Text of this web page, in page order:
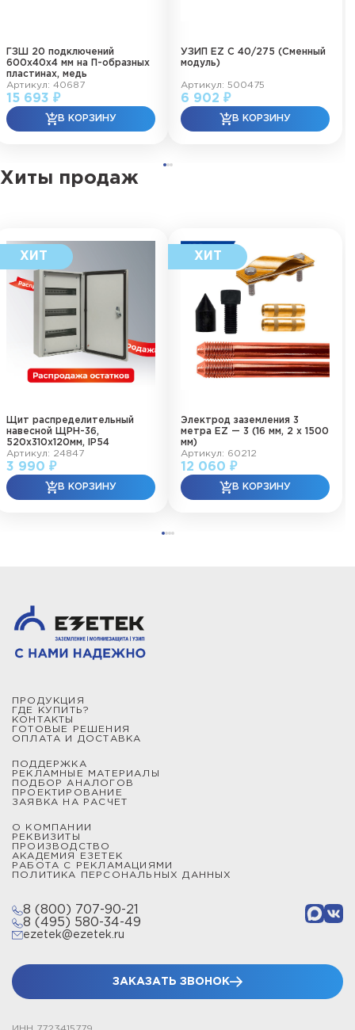
ГЗШ 20 подключений
600х40х4 мм на П-образных
пластинах, медь
Артикул: 40687
15 693 ₽
УЗИП EZ C 40/275 (Сменный
модуль)
Артикул: 500475
6 902 ₽
Хиты продаж
Щит распределительный
навесной ЩРН-36,
520х310х120мм, IP54
Артикул: 24847
3 990 ₽
Электрод заземления 3
метра EZ — 3 (16 мм, 2 х 1500
мм)
Артикул: 60212
12 060 ₽
ПРОДУКЦИЯ
ГДЕ КУПИТЬ?
КОНТАКТЫ
ГОТОВЫЕ РЕШЕНИЯ
ОПЛАТА И ДОСТАВКА
ПОДДЕРЖКА
РЕКЛАМНЫЕ МАТЕРИАЛЫ
ПОДБОР АНАЛОГОВ
ПРОЕКТИРОВАНИЕ
ЗАЯВКА НА РАСЧЕТ
О КОМПАНИИ
РЕКВИЗИТЫ
ПРОИЗВОДСТВО
АКАДЕМИЯ ЕЗЕТЕК
РАБОТА С РЕКЛАМАЦИЯМИ
ПОЛИТИКА ПЕРСОНАЛЬНЫХ ДАННЫХ
8 (800) 707-90-21
8 (495) 580-34-49
ezetek@ezetek.ru
ЗАКАЗАТЬ ЗВОНОК